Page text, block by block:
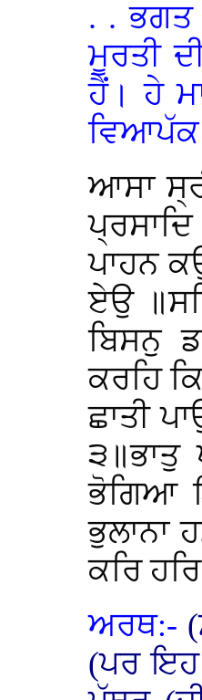
. . ਭਗਤ
ਮੂਰਤੀ
ਹੈਂ। ਹੇ
ਵਿਆਪੱਕ
ਆਸਾ
ਪਾਹਨ
ਏਉ
ਬਿਸਨੁ
ਕਰਹਿ
ਛਾਤੀ
੩॥ਭਾਤੁ
ਭੋਗਿਆ
ਭੁਲਾਨਾ
ਕਰਿ
ਅਰਥ:-
(ਪਰ ਇਹ